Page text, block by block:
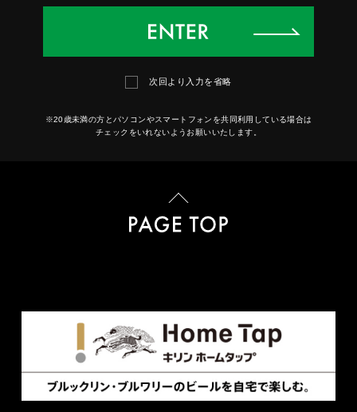
次回より入力を省略
※20歳未満の方とパソコンやスマートフォンを共同利用している場合は
チェックをいれないようお願いいたします。